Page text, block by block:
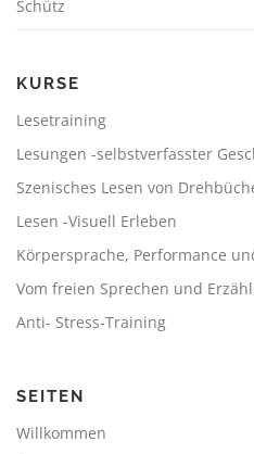
Schütz
KURSE
Lesetraining
Lesungen -selbstverfasster
Szenisches Lesen von
Lesen -Visuell Erleben
Körpersprache, Performance
Vom freien Sprechen und
Anti- Stress-Training
SEITEN
Willkommen